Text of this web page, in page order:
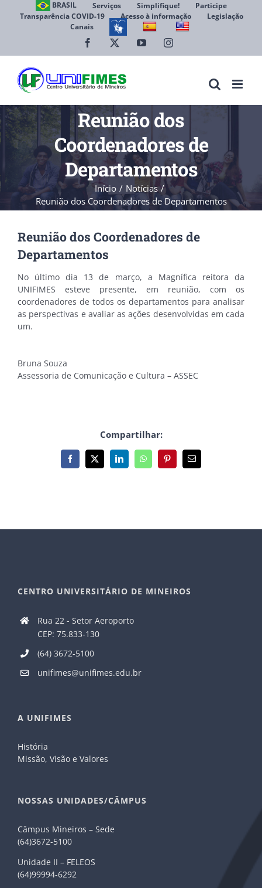
BRASIL Serviços Simplifique!
Participe
Transparência COVID-19
Acesso à informação
Legislação
Canais
Facebook YouTubeInstagram
Reunião dos
Coordenadores de
Departamentos
Início
Notícias
Reunião dos Coordenadores de Departamentos
Reunião dos Coordenadores de
Departamentos
No último dia 13 de março, a Magnífica reitora da
UNIFIMES esteve presente, em reunião, com os
coordenadores de todos os departamentos para analisar
as perspectivas e avaliar as ações desenvolvidas em cada
um.
Bruna Souza
Assessoria de Comunicação e Cultura – ASSEC
Compartilhar:
Facebook
X LinkedInWhatsAppPinterest
E-
mail
CENTRO UNIVERSITÁRIO DE MINEIROS
Rua 22 - Setor Aeroporto
CEP: 75.833-130
(64) 3672-5100
unifimes@unifimes.edu.br
A UNIFIMES
História
Missão, Visão e Valores
NOSSAS UNIDADES/CÂMPUS
Câmpus Mineiros – Sede
(64)3672-5100
Unidade II – FELEOS
(64)99994-6292